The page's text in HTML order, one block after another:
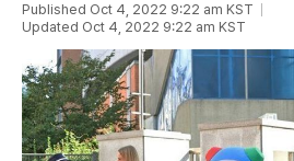
Published Oct 4, 2022 9:22 am KST
Updated Oct 4, 2022 9:22 am KST